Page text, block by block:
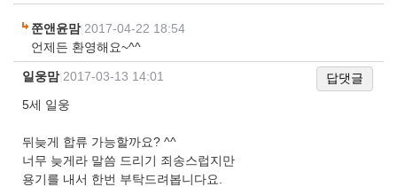
쭌앤윤맘| 2017-04-22 18:54
언제든 환영해요~^^
일웅맘| 2017-03-13 14:01
답댓글
5세 일웅
뒤늦게 합류 가능할까요? ^^
너무 늦게라 말씀 드리기 죄송스럽지만
용기를 내서 한번 부탁드려봅니다요.